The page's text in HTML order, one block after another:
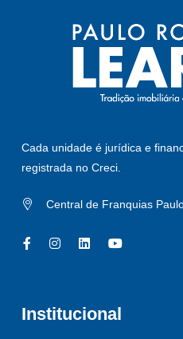
Cada unidade é jurídica e
registrada no Creci.
Central de Franquias
Institucional